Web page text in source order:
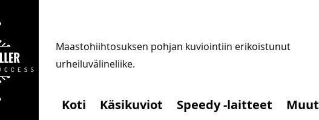
Maastohiihtosuksen pohjan kuviointiin erikoistunut
urheiluvälineliike.
Koti Käsikuviot Speedy -laitteet Muut